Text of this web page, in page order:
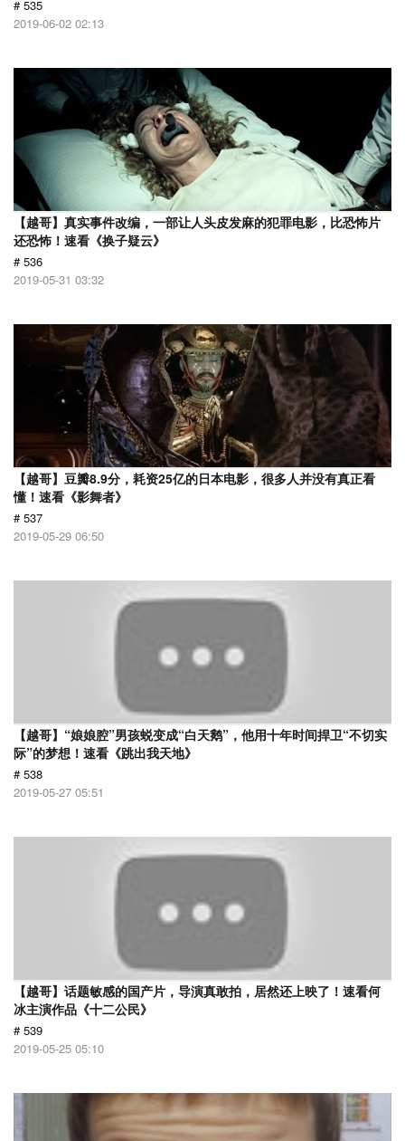
# 535
2019-06-02 02:13
【越哥】真实事件改编，一部让人头皮发麻的犯罪电影，比恐怖片
还恐怖！速看《换子疑云》
# 536
2019-05-31 03:32
【越哥】豆瓣8.9分，耗资25亿的日本电影，很多人并没有真正看
懂！速看《影舞者》
# 537
2019-05-29 06:50
【越哥】“娘娘腔”男孩蜕变成“白天鹅”，他用十年时间捍卫“不切实
际”的梦想！速看《跳出我天地》
# 538
2019-05-27 05:51
【越哥】话题敏感的国产片，导演真敢拍，居然还上映了！速看何
冰主演作品《十二公民》
# 539
2019-05-25 05:10